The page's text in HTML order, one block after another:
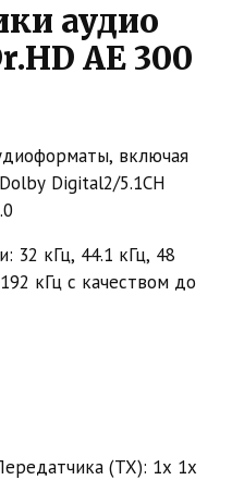
аудио
AE 300
включая
Digital2/5.1CH
32 кГц, 44.1 кГц, 48
кГц с качеством до
(TX): 1x 1x